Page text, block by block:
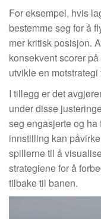
For eksempel, hvis
bestemme seg for å
mer kritisk posisjon.
konsekvent scorer
utvikle en
I tillegg er det
under disse
seg engasjerte og
innstilling kan
spillerne til å
strategiene for å
tilbake til banen.